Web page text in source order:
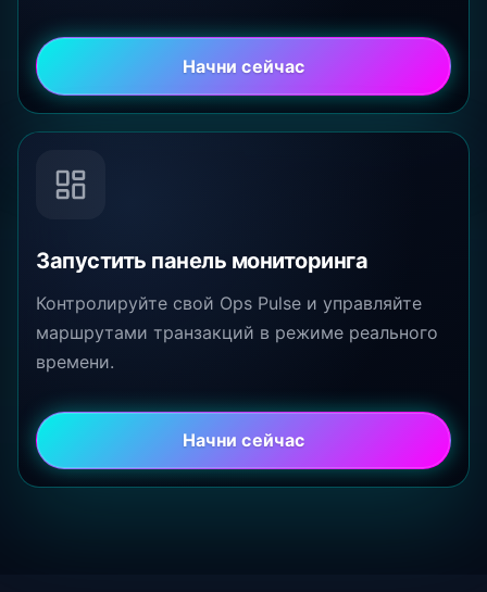
Начни сейчас
Запустить панель мониторинга
Контролируйте свой Ops Pulse и управляйте
маршрутами транзакций в режиме реального
времени.
Начни сейчас